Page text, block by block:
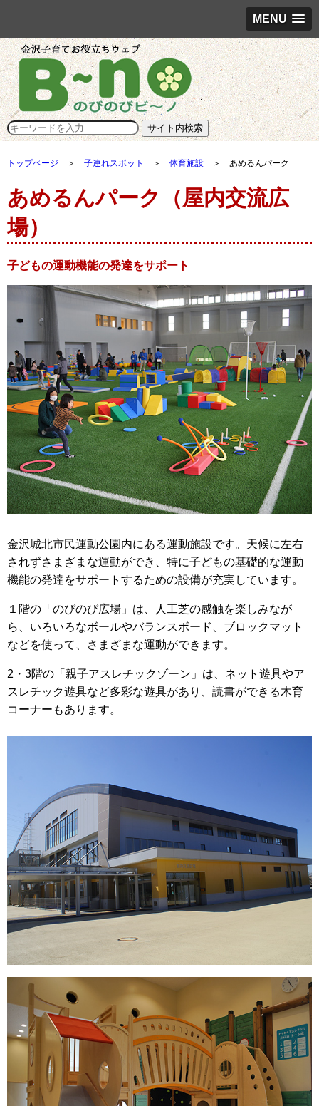
MENU
トップページ ＞ 子連れスポット ＞ 体育施設 ＞ あめるんパーク
あめるんパーク（屋内交流広
場）
子どもの運動機能の発達をサポート
金沢城北市民運動公園内にある運動施設です。天候に左右
されずさまざまな運動ができ、特に子どもの基礎的な運動
機能の発達をサポートするための設備が充実しています。
１階の「のびのび広場」は、人工芝の感触を楽しみなが
ら、いろいろなボールやバランスボード、ブロックマット
などを使って、さまざまな運動ができます。
2・3階の「親子アスレチックゾーン」は、ネット遊具やア
スレチック遊具など多彩な遊具があり、読書ができる木育
コーナーもあります。